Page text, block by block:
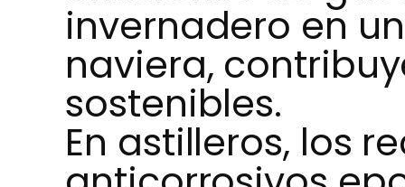
invernadero en
naviera,
sostenibles.
En astilleros, los